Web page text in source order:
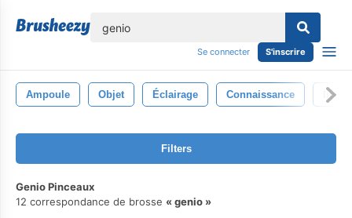
Se connecter S'inscrire
Ampoule Objet Éclairage Connaissance
Filters
Genio Pinceaux
12 correspondance de brosse
genio